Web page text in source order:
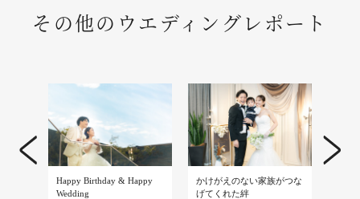
その他のウエディングレポート
Happy Birthday & Happy
Wedding
かけがえのない家族がつな
げてくれた絆